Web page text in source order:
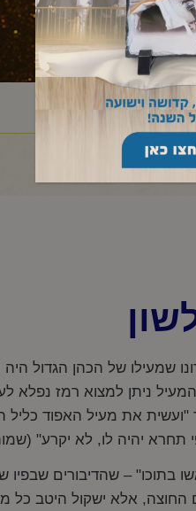
תצוה/פרשת תצווה
שמעילו של הכהן הגדול
המעיל ניתן למצוא רמז נפלא
"ועשית את מעיל האפוד
תחרא יהיה לו, לא יקרע"
בתוכו" – שהדיבורים
החוצה, אלא ישקול היטב כל